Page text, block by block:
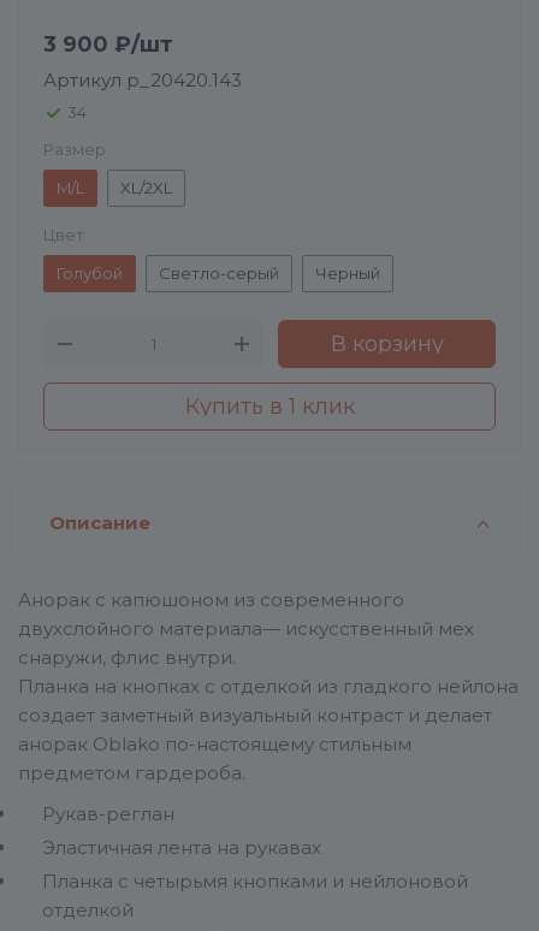
3 900 ₽/шт
Артикул p_20420.143
34
Размер
M/L
XL/2XL
Цвет
Голубой
Светло-серый Черный
В корзину
Купить в 1 клик
Описание
Анорак с капюшоном из современного
двухслойного материала— искусственный мех
снаружи, флис внутри.
Планка на кнопках с отделкой из гладкого нейлона
создает заметный визуальный контраст и делает
анорак Oblako по-настоящему стильным
предметом гардероба.
Рукав-реглан
Эластичная лента на рукавах
Планка с четырьмя кнопками и нейлоновой
отделкой